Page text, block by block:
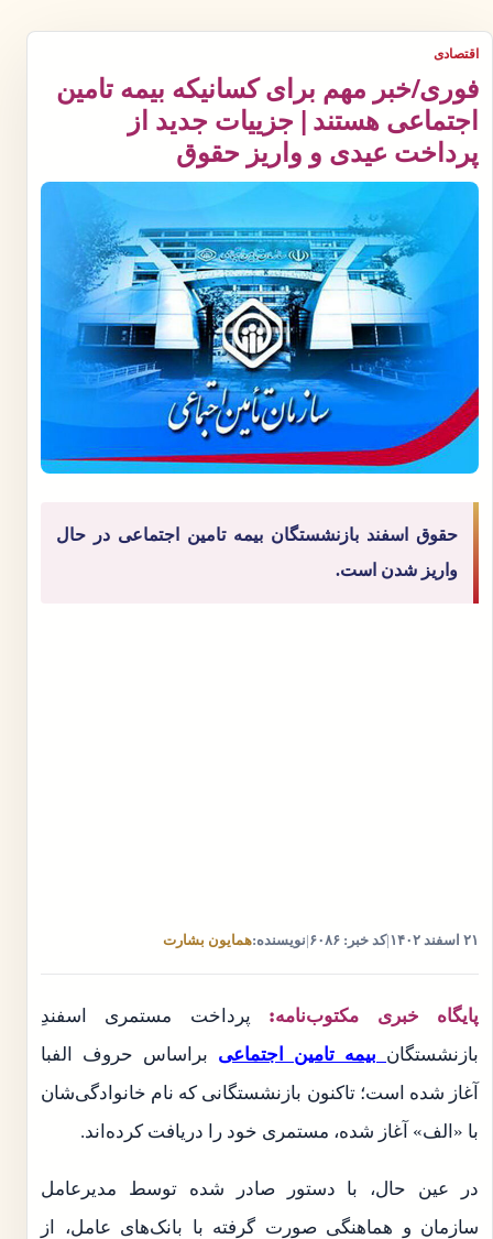
اقتصادی
فوری/خبر مهم برای کسانیکه بیمه تامین
اجتماعی هستند | جزییات جدید از
پرداخت عیدی و واریز حقوق
حقوق اسفند بازنشستگان بیمه تامین اجتماعی در حال
واریز شدن است.
۲۱ اسفند ۱۴۰۲ |کد خبر: ۶۰۸۶ نویسنده:همایون بشارت
پایگاه خبری مکتوب‌نامه: پرداخت مستمری اسفندِ
بازنشستگان بیمه تامین اجتماعی براساس حروف الفبا
آغاز شده است؛ تاکنون بازنشستگانی که نام خانوادگی‌شان
با «الف» آغاز شده، مستمری خود را دریافت کرده‌اند.
در عین حال، با دستور صادر شده توسط مدیرعامل
سازمان و هماهنگی صورت گرفته با بانک‌های عامل، از